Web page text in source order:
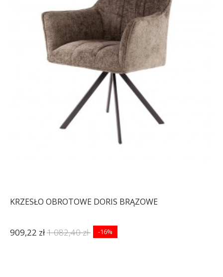
KRZESŁO OBROTOWE DORIS BRĄZOWE
909,22 zł1 082,40 zł -16%